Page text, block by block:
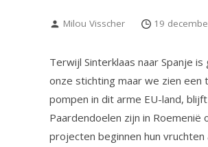
Milou Visscher 19
Terwijl Sinterklaas naar Spanje
onze stichting maar we zien
pompen in dit arme EU-land,
Paardendoelen zijn in
projecten beginnen hun